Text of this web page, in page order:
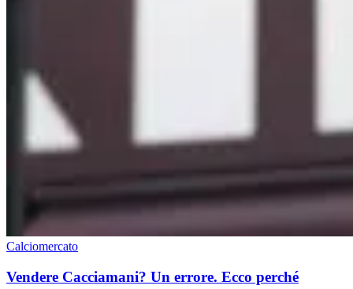
Calciomercato
Vendere Cacciamani? Un errore. Ecco perché